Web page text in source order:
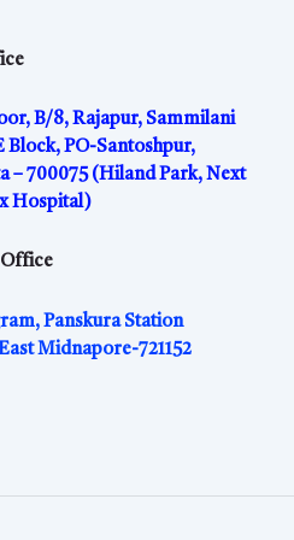
B/8, Rajapur, Sammilani
Block, PO-Santoshpur,
– 700075 (Hiland Park, Next
Hospital)
Panskura Station
Midnapore-721152